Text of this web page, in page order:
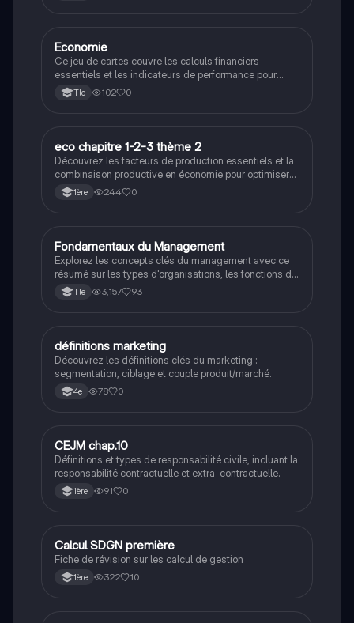
EGestion
Economie
Ce jeu de cartes couvre les calculs financiers
essentiels et les indicateurs de performance pour
l'analyse économique des entreprises.
Tle 102 0
EGestion
eco chapitre 1-2-3 thème 2
Découvrez les facteurs de production essentiels et la
combinaison productive en économie pour optimiser
l'efficacité des entreprises.
1ère 244 0
STMG
Fondamentaux du Management
Explorez les concepts clés du management avec ce
résumé sur les types d'organisations, les fonctions du
manager, les décisions stratégiques et
opérationnelles, ainsi que l'analyse des parties
diagnostics internes et externes. Idéal pour les
étudiants en management cherchant à comprendre
les bases essentielles pour réussir dans le domaine.
Tle 3,157 93
DGestion
définitions marketing
Découvrez les définitions clés du marketing :
segmentation, ciblage et couple produit/marché.
4e 78 0
CGestion
CEJM chap.10
Définitions et types de responsabilité civile, incluant la
responsabilité contractuelle et extra-contractuelle.
1ère 91 0
Gestion
Calcul SDGN première
Fiche de révision sur les calcul de gestion
1ère 322 10